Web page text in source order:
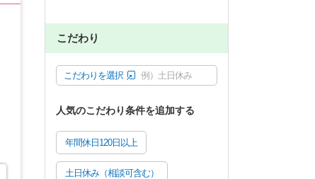
こだわり
こだわりを選択 例）土日休み
人気のこだわり条件を追加する
年間休日120日以上
土日休み（相談可含む）